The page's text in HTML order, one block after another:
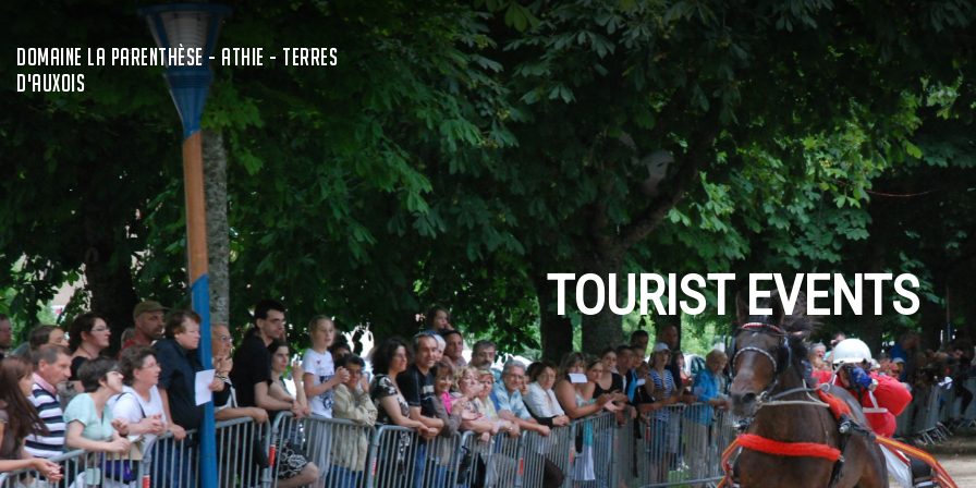
DOMAINE LA PARENTHÈSE - ATHIE - TERRES
D'AUXOIS
TOURIST EVENTS